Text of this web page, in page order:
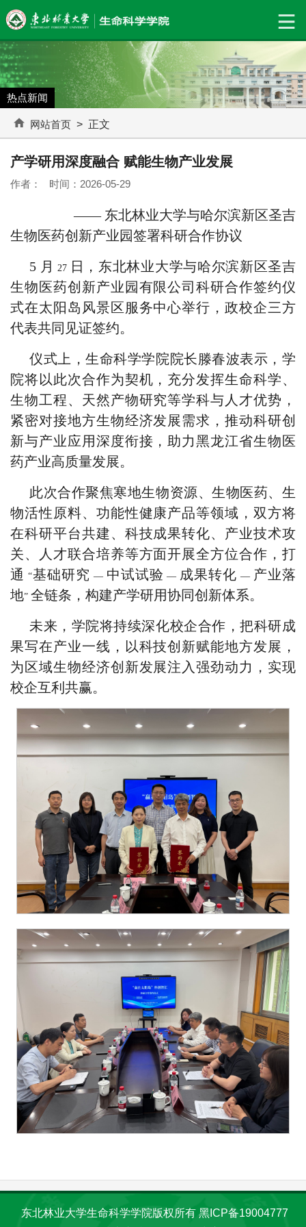
热点新闻
网站首页 > 正文
产学研用深度融合 赋能生物产业发展
作者： 时间：2026-05-29
—— 东北林业大学与哈尔滨新区圣吉
生物医药创新产业园签署科研合作协议
5 月 27 日，东北林业大学与哈尔滨新区圣吉
生物医药创新产业园有限公司科研合作签约仪
式在太阳岛风景区服务中心举行，政校企三方
代表共同见证签约。
仪式上，生命科学学院院长滕春波表示，学
院将以此次合作为契机，充分发挥生命科学、
生物工程、天然产物研究等学科与人才优势，
紧密对接地方生物经济发展需求，推动科研创
新与产业应用深度衔接，助力黑龙江省生物医
药产业高质量发展。
此次合作聚焦寒地生物资源、生物医药、生
物活性原料、功能性健康产品等领域，双方将
在科研平台共建、科技成果转化、产业技术攻
关、人才联合培养等方面开展全方位合作，打
通 “基础研究 — 中试试验 — 成果转化 — 产业落
地” 全链条，构建产学研用协同创新体系。
未来，学院将持续深化校企合作，把科研成
果写在产业一线，以科技创新赋能地方发展，
为区域生物经济创新发展注入强劲动力，实现
校企互利共赢。
东北林业大学生命科学学院版权所有 黑ICP备19004777